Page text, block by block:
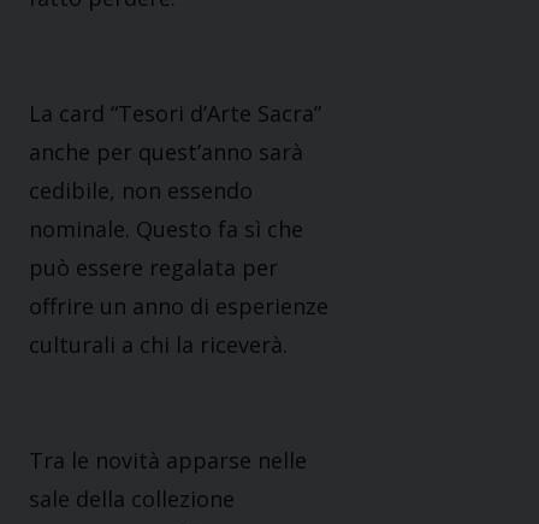
La card “Tesori d’Arte Sacra”
anche per quest’anno sarà
cedibile, non essendo
nominale. Questo fa sì che
può essere regalata per
offrire un anno di esperienze
culturali a chi la riceverà.
Tra le novità apparse nelle
sale della collezione